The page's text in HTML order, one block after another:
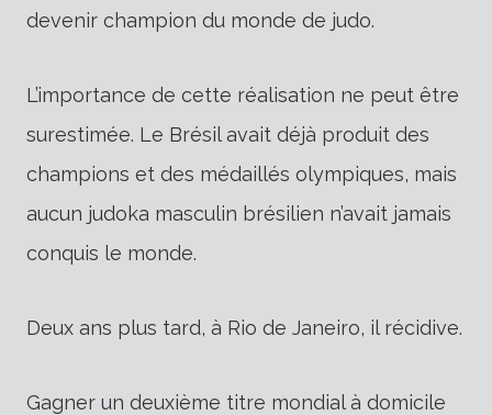
devenir champion du monde de judo.
L’importance de cette réalisation ne peut être
surestimée. Le Brésil avait déjà produit des
champions et des médaillés olympiques, mais
aucun judoka masculin brésilien n’avait jamais
conquis le monde.
Deux ans plus tard, à Rio de Janeiro, il récidive.
Gagner un deuxième titre mondial à domicile